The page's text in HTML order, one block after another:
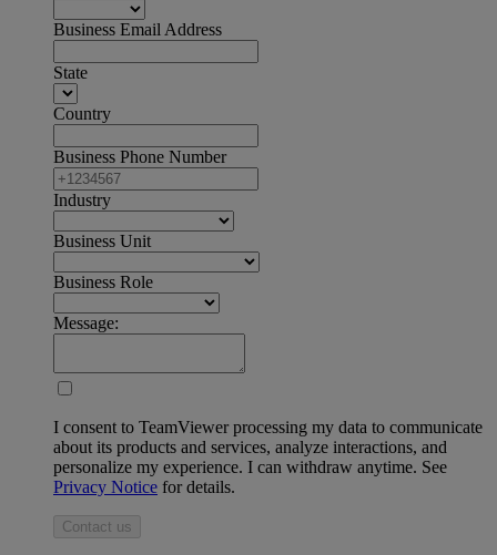
Business Email Address
State
Country
Business Phone Number
Industry
Business Unit
Business Role
Message:
I consent to TeamViewer processing my data to communicate
about its products and services, analyze interactions, and
personalize my experience. I can withdraw anytime. See
Privacy Notice for details.
Contact us